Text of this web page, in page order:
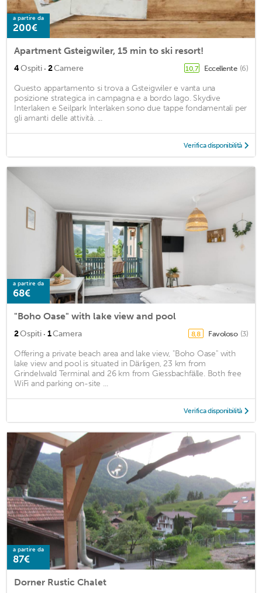
a partire da
200€
Apartment Gsteigwiler, 15 min to ski resort!
4Ospiti · 2Camere 10,7 Eccellente (6)
Questo appartamento si trova a Gsteigwiler e vanta una
posizione strategica in campagna e a bordo lago. Skydive
Interlaken e Seilpark Interlaken sono due tappe fondamentali per
gli amanti delle attività. ...
Verifica disponibilità
a partire da
68€
"Boho Oase" with lake view and pool
2Ospiti · 1Camera 8,8 Favoloso (3)
Offering a private beach area and lake view, "Boho Oase" with
lake view and pool is situated in Därligen, 23 km from
Grindelwald Terminal and 26 km from Giessbachfälle. Both free
WiFi and parking on-site ...
Verifica disponibilità
a partire da
87€
Dorner Rustic Chalet